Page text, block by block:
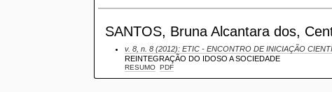
SANTOS, Bruna Alcantara dos,
v. 8, n. 8 (2012): ETIC - ENCONTRO DE INICIAÇÃO
REINTEGRAÇÃO DO IDOSO A SOCIEDADE
RESUMO PDF